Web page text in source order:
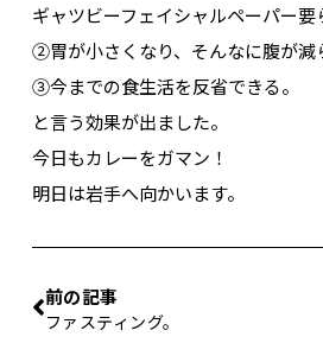
ギャツビーフェイシャルペーパー要
②胃が小さくなり、そんなに腹が減
③今までの食生活を反省できる。
と言う効果が出ました。
今日もカレーをガマン！
明日は岩手へ向かいます。
前の記事
ファスティング。